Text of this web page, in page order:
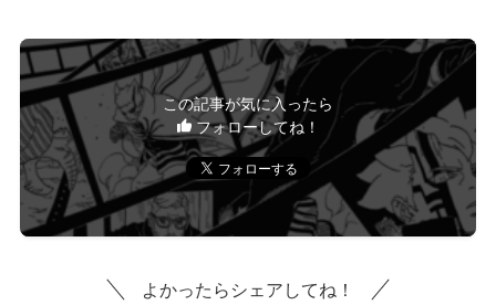
この記事が気に入ったら
フォローしてね！
よかったらシェアしてね！